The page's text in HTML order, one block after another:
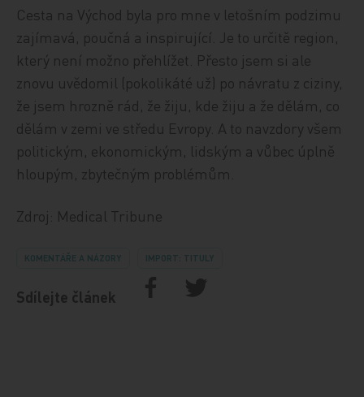
Cesta na Východ byla pro mne v letošním podzimu
zajímavá, poučná a inspirující. Je to určitě region,
který není možno přehlížet. Přesto jsem si ale
znovu uvědomil (pokolikáté už) po návratu z ciziny,
že jsem hrozně rád, že žiju, kde žiju a že dělám, co
dělám v zemi ve středu Evropy. A to navzdory všem
politickým, ekonomickým, lidským a vůbec úplně
hloupým, zbytečným problémům.
Zdroj: Medical Tribune
KOMENTÁŘE A NÁZORY IMPORT: TITULY
Sdílejte článek